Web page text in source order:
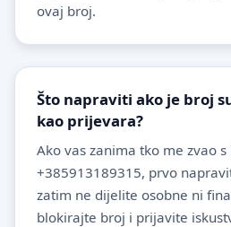
ovaj broj.
Što napraviti ako je broj
kao prijevara?
Ako vas zanima tko me zvao s
+385913189315, prvo
zatim ne dijelite osobne ni
blokirajte broj i prijavite